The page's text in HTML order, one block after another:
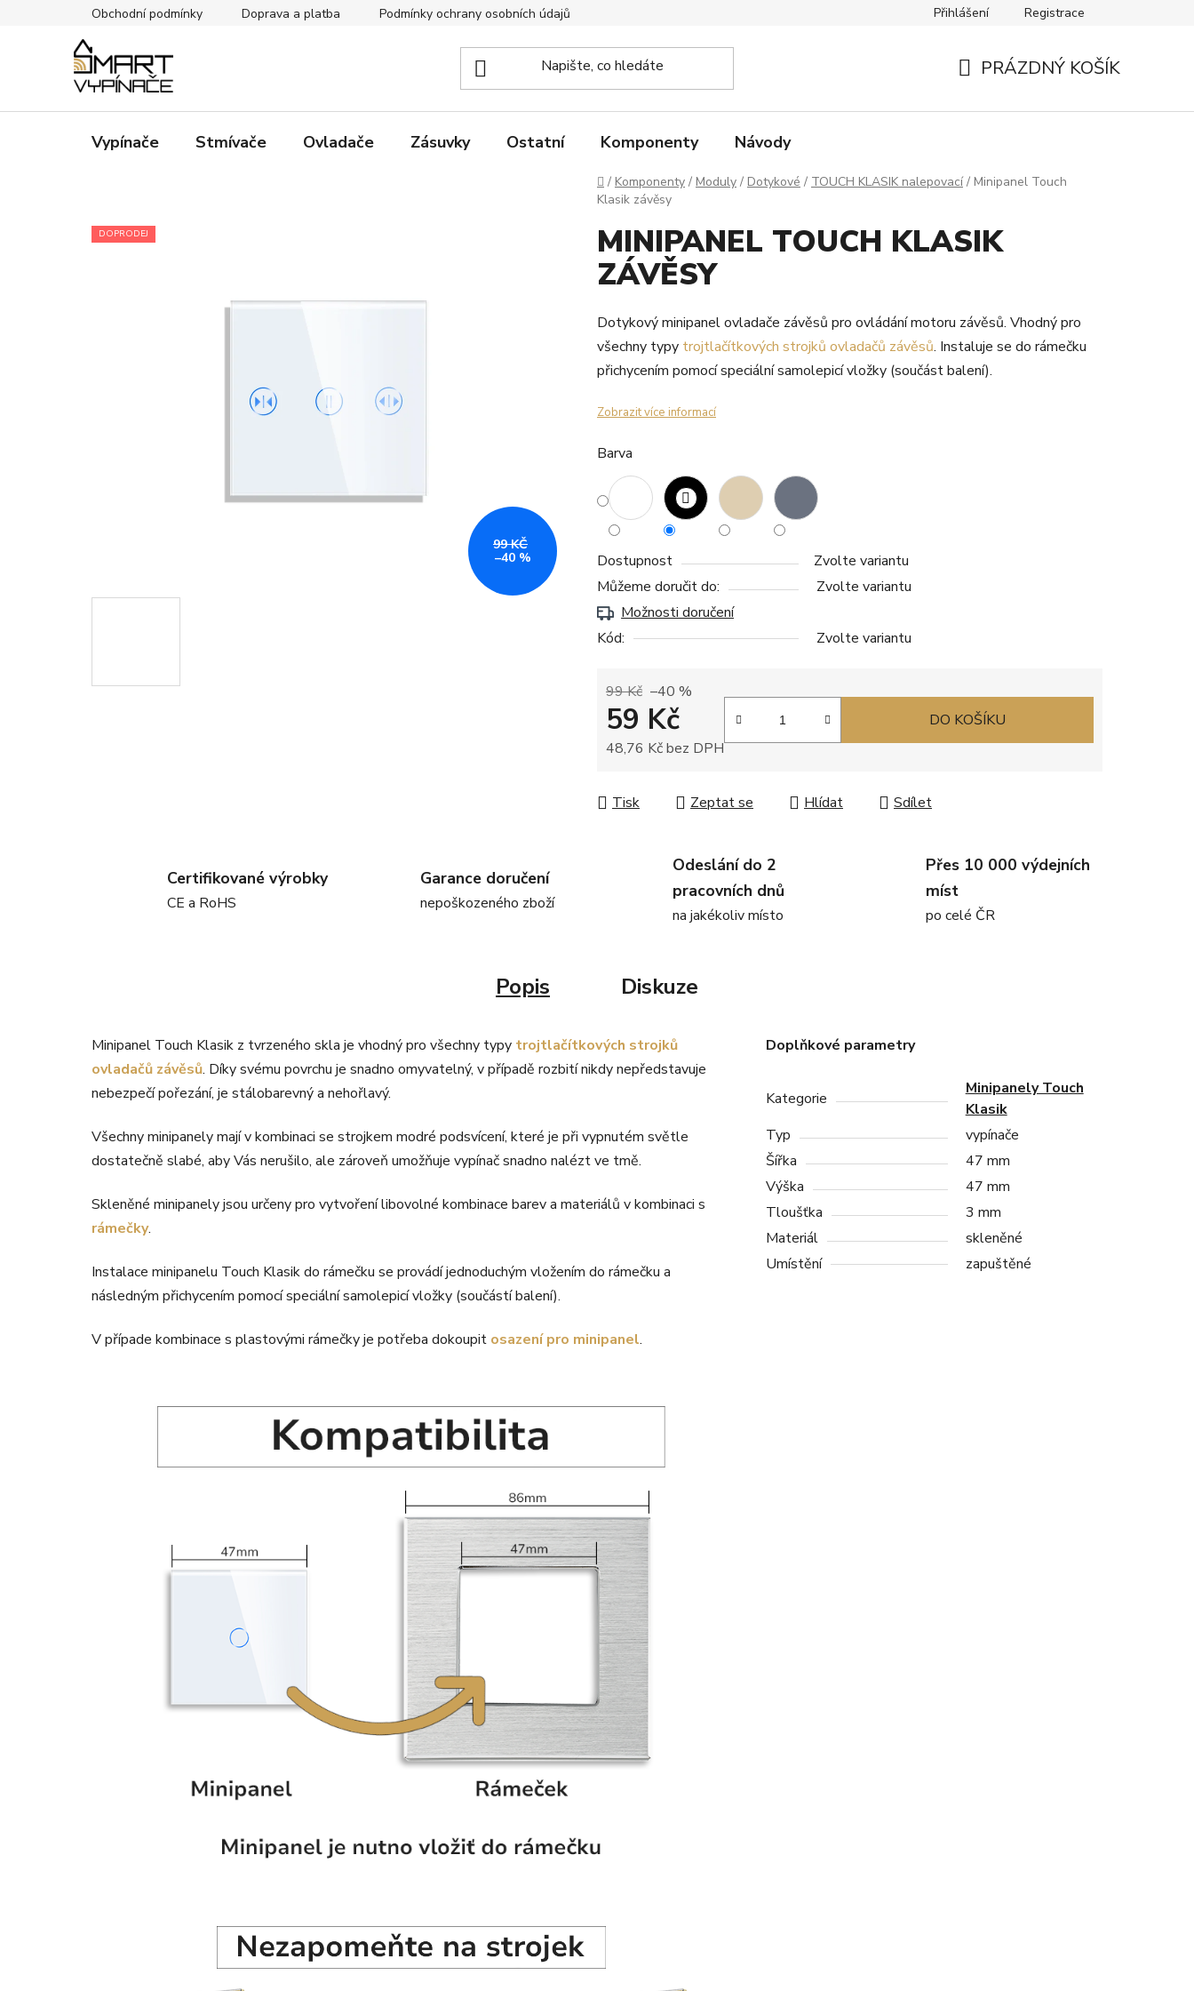
Obchodní podmínky Doprava a platba Podmínky ochrany osobních údajů KontaktyPřihlášení Registrace
PRÁZDNÝ KOŠÍK
Vypínače Stmívače Ovladače Zásuvky Ostatní Komponenty Návody
Domů
/ Komponenty / Moduly / Dotykové / TOUCH KLASIK nalepovací / Minipanel Touch
Klasik závěsy
MINIPANEL TOUCH KLASIK
ZÁVĚSY
Dotykový minipanel ovladače závěsů pro ovládání motoru závěsů. Vhodný pro
všechny typy trojtlačítkových strojků ovladačů závěsů. Instaluje se do rámečku
přichycením pomocí speciální samolepicí vložky (součást balení).
Zobrazit více informací
Barva
Dostupnost
Zvolte variantu
Můžeme doručit do:
Zvolte variantu
Možnosti doručení
Kód:
Zvolte variantu
99 Kč –40 %
59 Kč
48,76 Kč bez DPH
DO KOŠÍKU
Tisk Zeptat se Hlídat Sdílet
DOPRODEJ
99 KČ
–40 %
Certifikované výrobky
CE a RoHS
Garance doručení
nepoškozeného zboží
Odeslání do 2
pracovních dnů
na jakékoliv místo
Přes 10 000 výdejních
míst
po celé ČR
Popis Diskuze
Minipanel Touch Klasik z tvrzeného skla je vhodný pro všechny typy trojtlačítkových strojků
ovladačů závěsů. Díky svému povrchu je snadno omyvatelný, v případě rozbití nikdy nepředstavuje
nebezpečí pořezání, je stálobarevný a nehořlavý.
Všechny minipanely mají v kombinaci se strojkem modré podsvícení, které je při vypnutém světle
dostatečně slabé, aby Vás nerušilo, ale zároveň umožňuje vypínač snadno nalézt ve tmě.
Skleněné minipanely jsou určeny pro vytvoření libovolné kombinace barev a materiálů v kombinaci s
rámečky.
Instalace minipanelu Touch Klasik do rámečku se provádí jednoduchým vložením do rámečku a
následným přichycením pomocí speciální samolepicí vložky (součástí balení).
V případe kombinace s plastovými rámečky je potřeba dokoupit osazení pro minipanel.
Doplňkové parametry
Kategorie
Minipanely Touch
Klasik
Typ
vypínače
Šířka
47 mm
Výška
47 mm
Tloušťka
3 mm
Materiál
skleněné
Umístění
zapuštěné